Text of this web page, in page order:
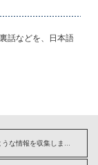
話などを、日本語